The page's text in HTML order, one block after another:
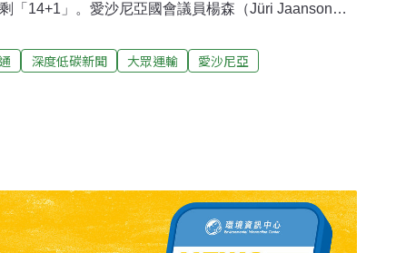
「14+1」。愛沙尼亞國會議員楊森（Jüri Jaanson）
合作的機會，也能在台灣遭受中國壓力時給予支持。
越來越友台的國家仍有點陌生，就讓我們一起來認識
案。
深度低碳新聞 大眾運輸 愛沙尼亞